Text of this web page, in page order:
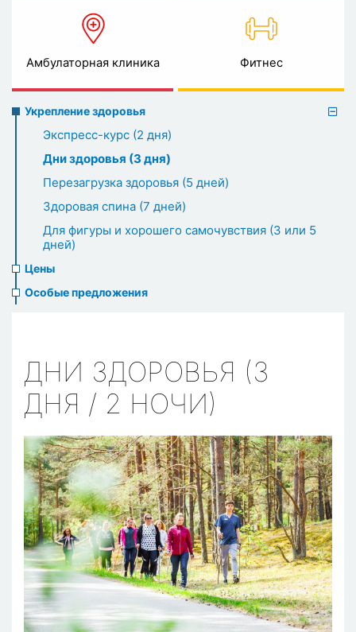
Амбулаторная клиника Фитнес
Preventive
healthcare
Укрепление здоровья
Экспресс-курс (2 дня)
Дни здоровья (3 дня)
Перезагрузка здоровья (5 дней)
Здоровая спина (7 дней)
Для фигуры и хорошего самочувствия (3 или 5
дней)
Цены
Особые предложения
ДНИ ЗДОРОВЬЯ (3
ДНЯ / 2 НОЧИ)